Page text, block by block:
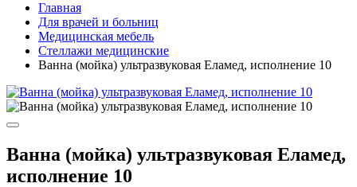
Главная
Для врачей и больниц
Медицинская мебель
Стеллажи медицинские
Ванна (мойка) ультразвуковая Еламед, исполнение 10
Ванна (мойка) ультразвуковая Еламед,
исполнение 10